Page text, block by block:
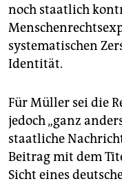
noch staatlich
systematischen
Identität.
Für Müller sei die
jedoch „ganz
staatliche
Beitrag mit dem
Sicht eines